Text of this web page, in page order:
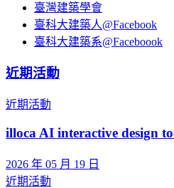
臺灣建築學會
臺科大建築人@Facebook
臺科大建築系@Faceboook
近期活動
近期活動
illoca AI interactive design
2026 年 05 月 19 日
近期活動